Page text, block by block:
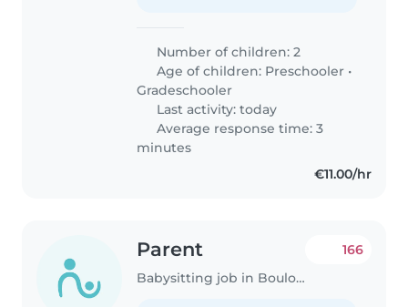
Number of children: 2
Age of children: Preschooler •
Gradeschooler
Last activity: today
Average response time: 3
minutes
€11.00/hr
Parent
Babysitting job in Boulogne-Billancourt
166